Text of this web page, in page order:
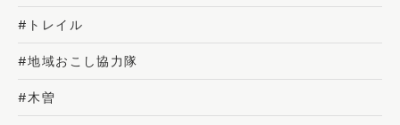
#トレイル
#地域おこし協力隊
#木曽